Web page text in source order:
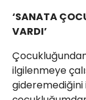
‘SANATA
VARDI’
ilgilenmeye
gideremediğini